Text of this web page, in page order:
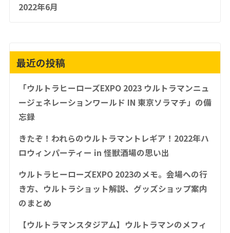
2022年6月
最近の投稿
「ウルトラヒーローズEXPO 2023 ウルトラマンニュ
ージェネレーションワールド IN 東京ソラマチ」の備
忘録
きたぞ！われらのウルトラマントレギア！2022年ハ
ロウィンパーティー in 怪獣酒場の思い出
ウルトラヒーローズEXPO 2023のメモ。会場への行
き方、ウルトラショット解説、グッズショップ案内
のまとめ
【ウルトラマンスタジアム】ウルトラマンのメフィ